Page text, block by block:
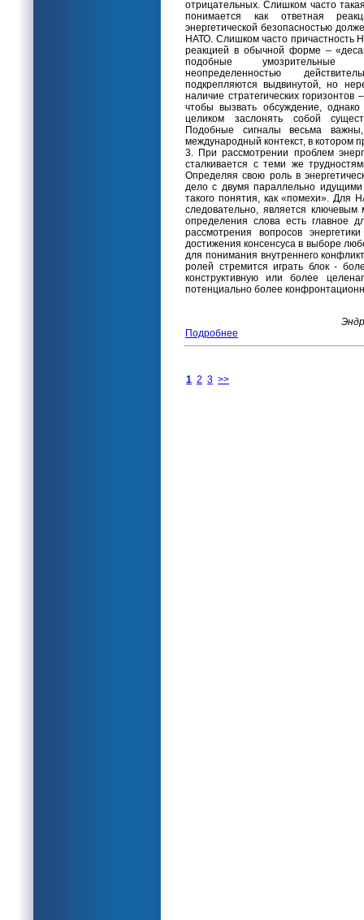
отрицательных. Слишком часто
понимается как ответная
энергетической безопасностью
НАТО. Слишком часто причастность
реакцией в обычной форме –
подобные умозрительные
неопределенностью
подкрепляются выдвинутой, но
наличие стратегических
чтобы вызвать обсуждение,
целиком заслонять собой
Подобные сигналы весьма
международный контекст, в котором
3. При рассмотрении проблем
сталкивается с теми же
Определяя свою роль в
дело с двумя параллельно идущими
такого понятия, как «помехи». Для
следовательно, является
определения слова есть главное
рассмотрения вопросов
достижения консенсуса в выборе
для понимания внутреннего
ролей стремится играть блок -
конструктивную или более
потенциально более
Подробнее
1 2 3 >>